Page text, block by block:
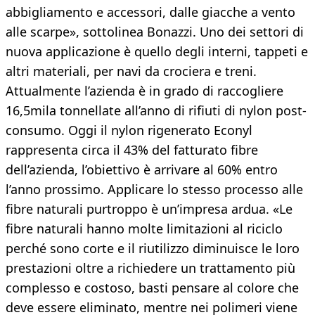
abbigliamento e accessori, dalle giacche a vento
alle scarpe», sottolinea Bonazzi. Uno dei settori di
nuova applicazione è quello degli interni, tappeti e
altri materiali, per navi da crociera e treni.
Attualmente l’azienda è in grado di raccogliere
16,5mila tonnellate all’anno di rifiuti di nylon post-
consumo. Oggi il nylon rigenerato Econyl
rappresenta circa il 43% del fatturato fibre
dell’azienda, l’obiettivo è arrivare al 60% entro
l’anno prossimo. Applicare lo stesso processo alle
fibre naturali purtroppo è un’impresa ardua. «Le
fibre naturali hanno molte limitazioni al riciclo
perché sono corte e il riutilizzo diminuisce le loro
prestazioni oltre a richiedere un trattamento più
complesso e costoso, basti pensare al colore che
deve essere eliminato, mentre nei polimeri viene